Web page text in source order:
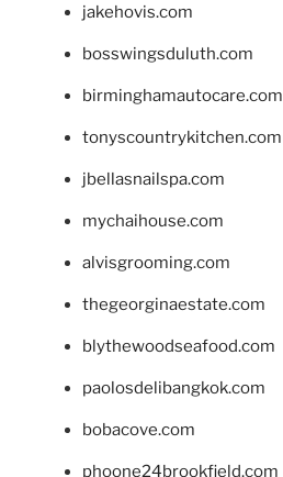
jakehovis.com
bosswingsduluth.com
birminghamautocare.com
tonyscountrykitchen.com
jbellasnailspa.com
mychaihouse.com
alvisgrooming.com
thegeorginaestate.com
blythewoodseafood.com
paolosdelibangkok.com
bobacove.com
phoone24brookfield.com